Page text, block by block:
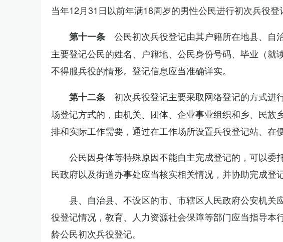
当年12月31日以前年满18周岁的男性公民进行初次兵役登
第十一条 公民初次兵役登记由其户籍所在地县、自
主要登记公民的姓名、户籍地、公民身份号码、毕业（就
不得服兵役的情形。登记信息应当准确详实。
第十二条 初次兵役登记主要采取网络登记的方式进
场登记方式的，由机关、团体、企业事业组织和乡、民
排和实际工作需要，通过在工作场所设置兵役登记站、在
公民因身体等特殊原因不能自主完成登记的，可以委
民政府以及街道办事处应当核实相关情况，并协助完成登记
县、自治县、不设区的市、市辖区人民政府公安机
役登记情况，教育、人力资源社会保障等部门应当指导
龄公民初次兵役登记。